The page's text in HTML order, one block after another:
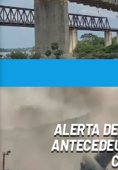
ALERTA